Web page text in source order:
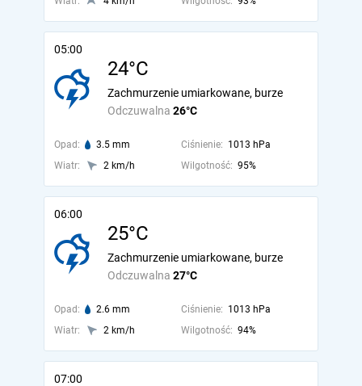
05:00
24°C
Odczuwalna 26°C
Zachmurzenie umiarkowane, burze
Opad: 3.5 mm Ciśnienie: 1013 hPa
Wiatr:
2 km/h Wilgotność: 95%
06:00
25°C
Odczuwalna 27°C
Zachmurzenie umiarkowane, burze
Opad: 2.6 mm Ciśnienie: 1013 hPa
Wiatr:
2 km/h Wilgotność: 94%
07:00